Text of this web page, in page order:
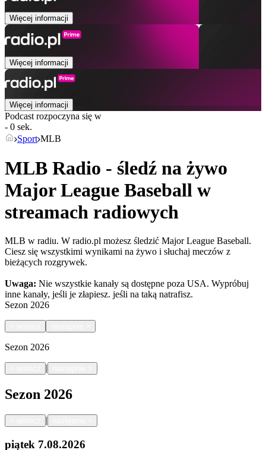
Więcej informacji
Więcej informacji
Więcej informacji
Podcast rozpoczyna się w
- 0 sek.
Sport MLB
MLB Radio - śledź na żywo
Major League Baseball w
streamach radiowych
MLB w radiu. W radio.pl możesz śledzić Major League Baseball.
Ciesz się wszystkimi wynikami na żywo i słuchaj meczów z
bieżących rozgrywek.
Uwaga: Nie wszystkie kanały są dostępne poza USA. Wypróbuj
inne kanały, jeśli je złapiesz. jeśli na taką natrafisz.
Sezon 2026
Sezon 2026
|
Sezon 2026
|
piątek 7.08.2026